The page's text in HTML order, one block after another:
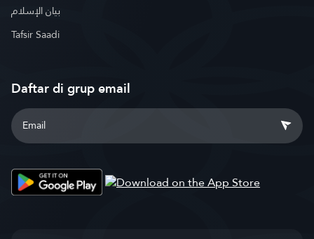
بيان الإسلام
Tafsir Saadi
Daftar di grup email